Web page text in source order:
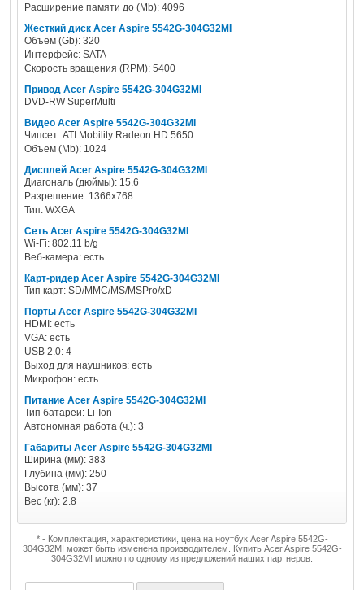
Расширение памяти до (Mb): 4096
Жесткий диск Acer Aspire 5542G-304G32MI
Объем (Gb): 320
Интерфейс: SATA
Скорость вращения (RPM): 5400
Привод Acer Aspire 5542G-304G32MI
DVD-RW SuperMulti
Видео Acer Aspire 5542G-304G32MI
Чипсет: ATI Mobility Radeon HD 5650
Объем (Mb): 1024
Дисплей Acer Aspire 5542G-304G32MI
Диагональ (дюймы): 15.6
Разрешение: 1366x768
Тип: WXGA
Сеть Acer Aspire 5542G-304G32MI
Wi-Fi: 802.11 b/g
Веб-камера: есть
Карт-ридер Acer Aspire 5542G-304G32MI
Тип карт: SD/MMC/MS/MSPro/xD
Порты Acer Aspire 5542G-304G32MI
HDMI: есть
VGA: есть
USB 2.0: 4
Выход для наушников: есть
Микрофон: есть
Питание Acer Aspire 5542G-304G32MI
Тип батареи: Li-Ion
Автономная работа (ч.): 3
Габариты Acer Aspire 5542G-304G32MI
Ширина (мм): 383
Глубина (мм): 250
Высота (мм): 37
Вес (кг): 2.8
* - Комплектация, характеристики, цена на ноутбук Acer Aspire 5542G-
304G32MI может быть изменена производителем. Купить Acer Aspire 5542G-
304G32MI можно по одному из предложений наших партнеров.